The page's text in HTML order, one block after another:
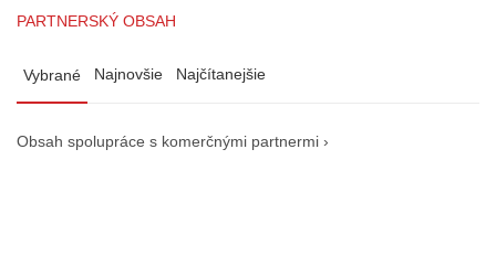
PARTNERSKÝ OBSAH
Vybrané Najnovšie Najčítanejšie
Obsah spolupráce s komerčnými partnermi ›